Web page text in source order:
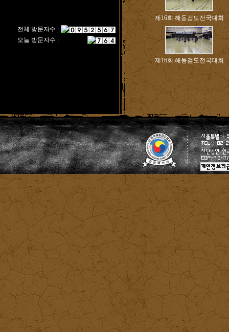
전체 방문자수 :
오늘 방문자수 :
제16회 해동검도전국대회
제16회 해동검도전국대회